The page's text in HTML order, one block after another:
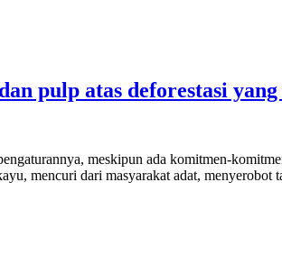
pulp atas deforestasi
meskipun ada komitmen-
mencuri dari masyarakat adat,